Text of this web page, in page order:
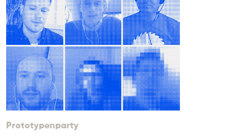
Prototypenparty